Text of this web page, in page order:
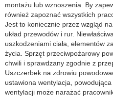
montażu lub wznoszenia. By
również zapoznać wszystkich
Jest to koniecznie przez wzgląd
układ przewodów i rur.
uszkodzeniami ciała, elementów
życia. Sprzęt przeciwpożarowy
chwili i sprawdzany zgodnie z
Uszczerbek na zdrowiu
ustawiona wentylacja,
wentylacji może narażać